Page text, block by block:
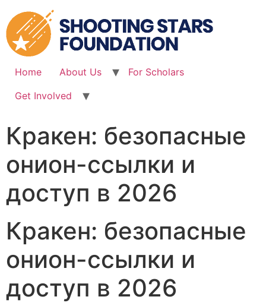
to
content
Home About Us
For Scholars
Get Involved
Кракен: безопасные
онион-ссылки и
доступ в 2026
Кракен: безопасные
онион-ссылки и
доступ в 2026